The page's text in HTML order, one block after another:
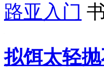
路亚入门
拟饵太轻